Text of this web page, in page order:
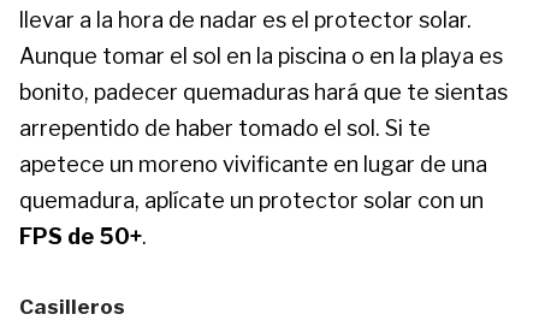
llevar a la hora de nadar es el protector solar.
Aunque tomar el sol en la piscina o en la playa es
bonito, padecer quemaduras hará que te sientas
arrepentido de haber tomado el sol. Si te
apetece un moreno vivificante en lugar de una
quemadura, aplícate un protector solar con un
FPS de 50+.
Casilleros